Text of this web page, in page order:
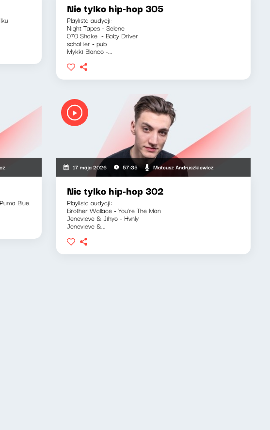
Nie tylko hip-hop 305
Playlista audycji:
Night Tapes - Selene
070 Shake - Baby Driver
schafter - pub
Mykki Blanco -...
Blue.
17 maja 2026 57:35 Mateusz Andruszkiewicz
Nie tylko hip-hop 302
Playlista audycji:
Brother Wallace - You're The Man
Jenevieve & Jihyo - Hvnly
Jenevieve &...